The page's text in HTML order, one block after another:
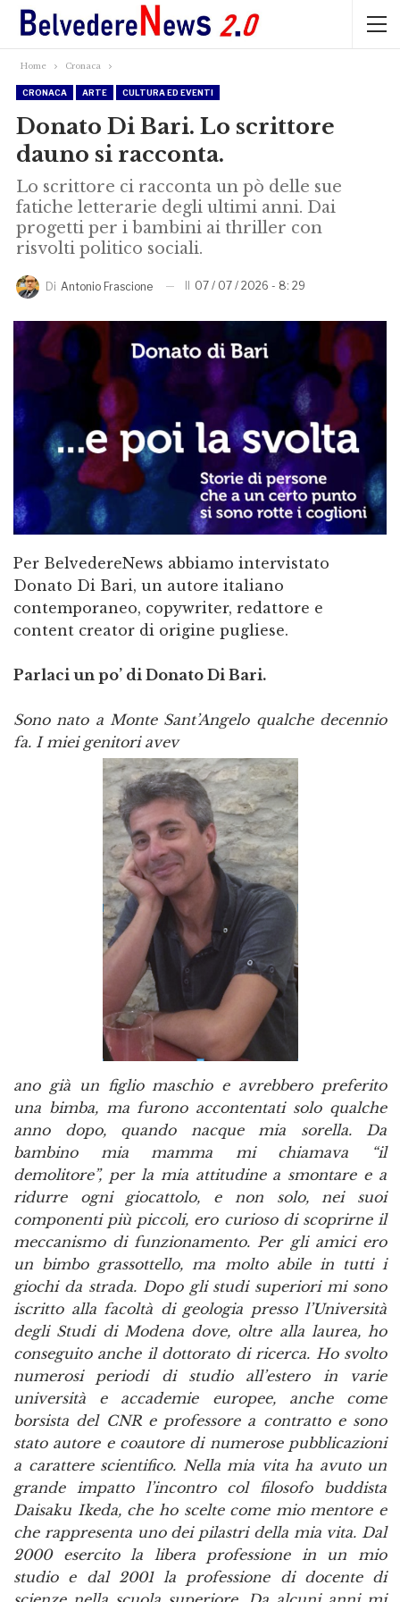
Home Cronaca
CRONACA ARTE CULTURA ED EVENTI
Donato Di Bari. Lo scrittore
dauno si racconta.
Lo scrittore ci racconta un pò delle sue
fatiche letterarie degli ultimi anni. Dai
progetti per i bambini ai thriller con
risvolti politico sociali.
Di Antonio Frascione 07 / 07 / 2026 - 8: 29
Per BelvedereNews abbiamo intervistato
Donato Di Bari, un autore italiano
contemporaneo, copywriter, redattore e
content creator di origine pugliese.
Parlaci un po’ di Donato Di Bari.
Sono nato a Monte Sant’Angelo qualche decennio
fa. I miei genitori avev
ano già un figlio maschio e avrebbero preferito
una bimba, ma furono accontentati solo qualche
anno dopo, quando nacque mia sorella. Da
bambino mia mamma mi chiamava “il
demolitore”, per la mia attitudine a smontare e a
ridurre ogni giocattolo, e non solo, nei suoi
componenti più piccoli, ero curioso di scoprirne il
meccanismo di funzionamento. Per gli amici ero
un bimbo grassottello, ma molto abile in tutti i
giochi da strada. Dopo gli studi superiori mi sono
iscritto alla facoltà di geologia presso l’Università
degli Studi di Modena dove, oltre alla laurea, ho
conseguito anche il dottorato di ricerca. Ho svolto
numerosi periodi di studio all’estero in varie
università e accademie europee, anche come
borsista del CNR e professore a contratto e sono
stato autore e coautore di numerose pubblicazioni
a carattere scientifico. Nella mia vita ha avuto un
grande impatto l’incontro col filosofo buddista
Daisaku Ikeda, che ho scelte come mio mentore e
che rappresenta uno dei pilastri della mia vita. Dal
2000 esercito la libera professione in un mio
studio e dal 2001 la professione di docente di